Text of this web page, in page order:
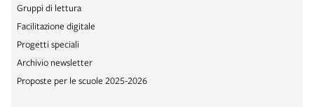
Gruppi di lettura
Facilitazione digitale
Progetti speciali
Archivio newsletter
Proposte per le scuole 2025-2026